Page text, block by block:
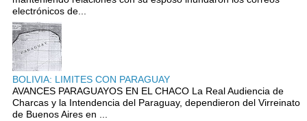
electrónicos de...
BOLIVIA: LIMITES CON PARAGUAY
AVANCES PARAGUAYOS EN EL CHACO La Real Audiencia de
Charcas y la Intendencia del Paraguay, dependieron del Virreinato
de Buenos Aires en ...